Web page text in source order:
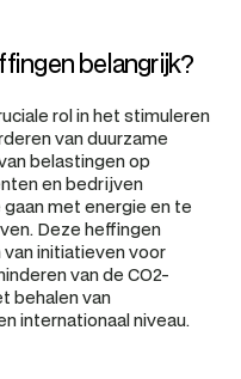
belangrijk?
rol in het stimuleren
van duurzame
belastingen op
en bedrijven
met energie en te
Deze heffingen
initiatieven voor
van de CO2-
behalen van
internationaal niveau.